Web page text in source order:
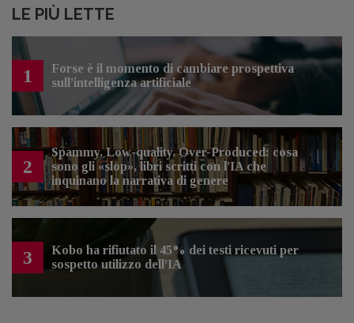
LE PIÙ LETTE
1
Forse è il momento di cambiare prospettiva
sull’intelligenza artificiale
2
Spammy, Low-quality, Over-Produced: cosa
sono gli «slop», libri scritti con l'IA che
inquinano la narrativa di genere
3
Kobo ha rifiutato il 45% dei testi ricevuti per
sospetto utilizzo dell’IA